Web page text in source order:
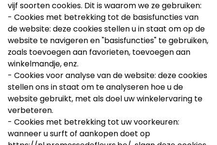
vijf soorten cookies. Dit is waarom we ze gebruiken:
- Cookies met betrekking tot de basisfuncties van
de website: deze cookies stellen u in staat om op de
website te navigeren en "basisfuncties" te gebruiken,
zoals toevoegen aan favorieten, toevoegen aan
winkelmandje, enz.
- Cookies voor analyse van de website: deze cookies
stellen ons in staat om te analyseren hoe u de
website gebruikt, met als doel uw winkelervaring te
verbeteren.
- Cookies met betrekking tot uw voorkeuren:
wanneer u surft of aankopen doet op